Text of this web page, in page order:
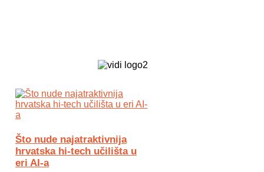
Što nude najatraktivnija
hrvatska hi-tech učilišta u
eri AI-a